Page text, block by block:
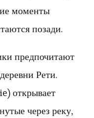
моменты
позади.
предпочитают
Рети.
открывает
через реку,